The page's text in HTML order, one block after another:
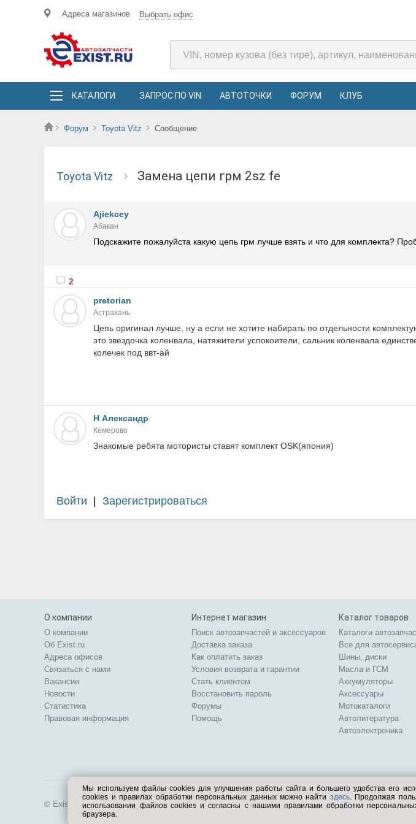
Адреса магазинов Выбрать офис
КАТАЛОГИ ЗАПРОС ПО VIN АВТОТОЧКИ ФОРУМ КЛУБ
Форум Toyota Vitz Сообщение
Toyota Vitz Замена цепи грм 2sz fe
Ajiekcey
Абакан
Подскажите пожалуйста какую цепь грм лучше взять и что для комплекта?
2
pretorian
Астрахань
Цепь оригинал лучше, ну а если не хотите набирать по отдельности
это звездочка коленвала, натяжители успокоители, сальник коленвала
колечек под ввт-ай
Н Александр
Кемерово
Знакомые ребята мотористы ставят комплект OSK(япония)
Войти Зарегистрироваться
О компании
О компании
Об Exist.ru
Адреса офисов
Связаться с нами
Вакансии
Новости
Статистика
Правовая информация
Интернет магазин
Поиск автозапчастей и аксессуаров
Доставка заказа
Как оплатить заказ
Условия возврата и гарантии
Стать клиентом
Восстановить пароль
Форумы
Помощь
Каталог товаров
Каталоги
Все для
Шины, диски
Масла и ГСМ
Аккумуляторы
Аксессуары
Мотокаталоги
Автолитература
Автоэлектроника
© Exist.ru 1998—2026
Мы используем файлы cookies для улучшения работы сайта и большего удобства его
cookies и правилах обработки персональных данных можно найти здесь. Продолжая
использовании файлов cookies и согласны с нашими правилами обработки
браузера.